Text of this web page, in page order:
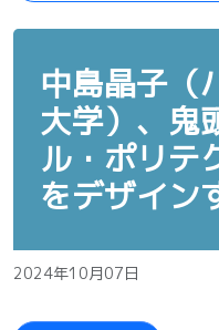
中島晶子（
大学）、鬼
ル・ポリテ
をデザイン
2024年10月07日